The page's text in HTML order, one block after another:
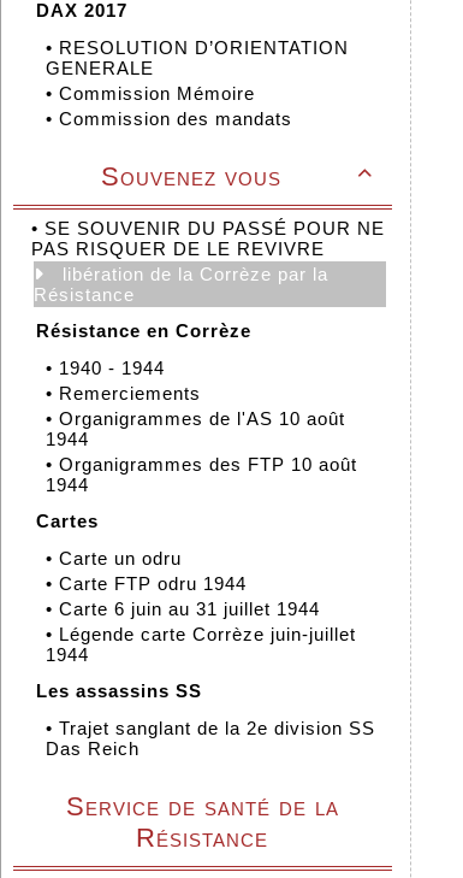
DAX 2017
• RESOLUTION D’ORIENTATION
GENERALE
• Commission Mémoire
• Commission des mandats

Souvenez vous
• SE SOUVENIR DU PASSÉ POUR NE
PAS RISQUER DE LE REVIVRE
libération de la Corrèze par la
Résistance
Résistance en Corrèze
• 1940 - 1944
• Remerciements
• Organigrammes de l'AS 10 août
1944
• Organigrammes des FTP 10 août
1944
Cartes
• Carte un odru
• Carte FTP odru 1944
• Carte 6 juin au 31 juillet 1944
• Légende carte Corrèze juin-juillet
1944
Les assassins SS
• Trajet sanglant de la 2e division SS
Das Reich
Service de santé de la
Résistance